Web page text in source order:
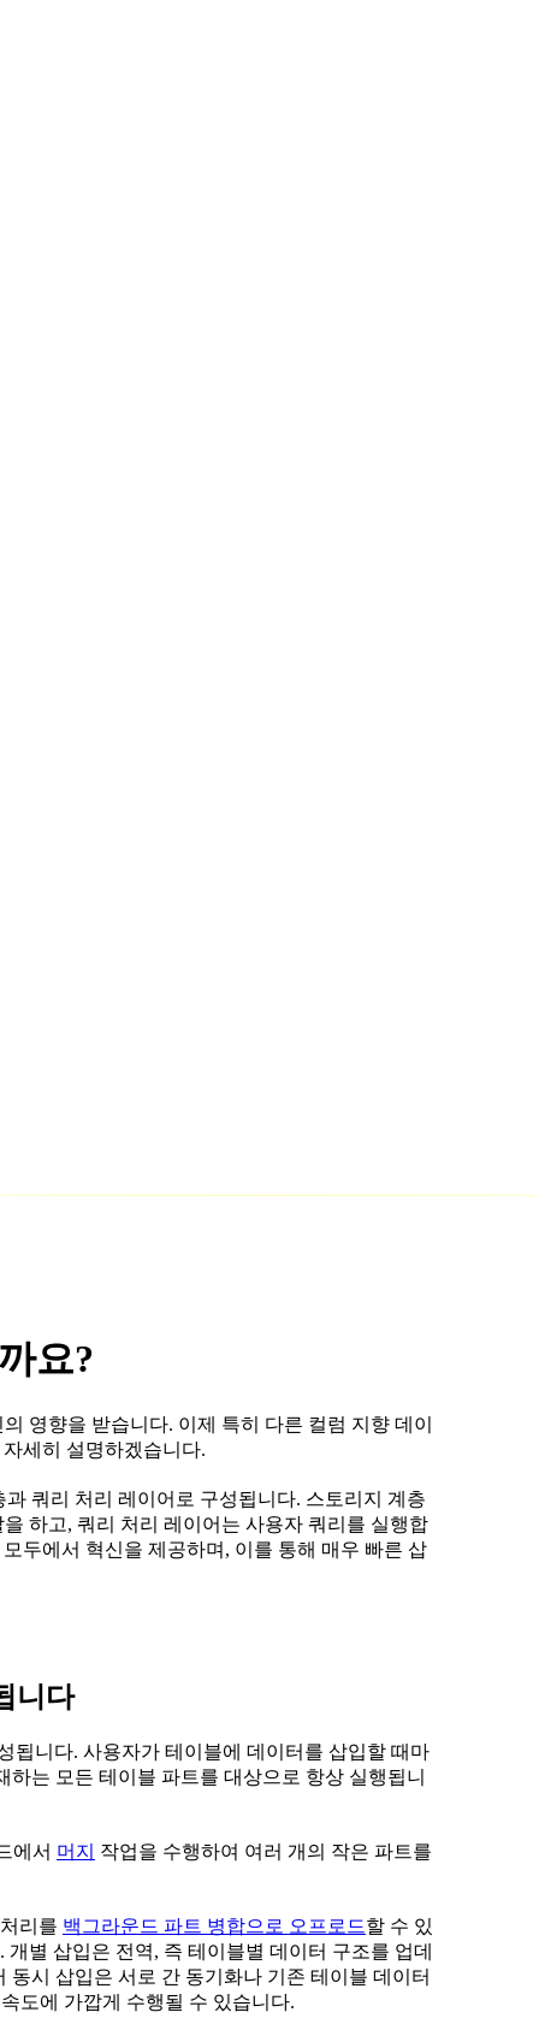
요?
영향을 받습니다. 이제 특히 다른 컬럼 지향 데이
세히 설명하겠습니다.
쿼리 처리 레이어로 구성됩니다. 스토리지 계층
하고, 쿼리 처리 레이어는 사용자 쿼리를 실행합
두에서 혁신을 제공하며, 이를 통해 매우 빠른 삽
니다
됩니다. 사용자가 테이블에 데이터를 삽입할 때마
는 모든 테이블 파트를 대상으로 항상 실행됩니
에서 머지 작업을 수행하여 여러 개의 작은 파트를
리를 백그라운드 파트 병합으로 오프로드할 수 있
별 삽입은 전역, 즉 테이블별 데이터 구조를 업데
시 삽입은 서로 간 동기화나 기존 테이블 데이터
도에 가깝게 수행될 수 있습니다.